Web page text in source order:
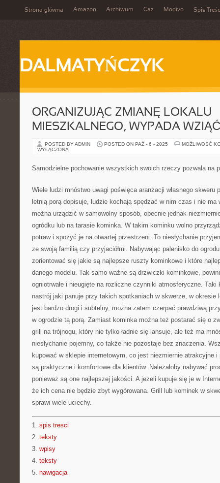
Strona główna Amazon Archiwum Gaz Modivo Spis
DALMATYŃCZYK
ORGANIZUJĄC ZMIANĘ LOKALU
MIESZKALNEGO, WYPADA
POSTED BY ADMIN POSTED ON PAŹ - 6 - 2025
MOŻLIWOŚĆ
WYŁĄCZONA
Samodzielne pochowanie wszystkich swoich rzeczy pozwala na
Wiele ludzi mnóstwo uwagi poświęca aranżacji własnego skweru
letnią porą dopisuje, ludzie kochają spędzać w nim czas i nie
można urządzić w samowolny sposób, obecnie jednak
ogródku lub na tarasie kominka. W takim kominku wolno
potraw i spożyć je na otwartej przestrzeni. To niesłychanie
ze swoją familią czy przyjaciółmi. Nabywając palenisko do
zorientować się jakie są najlepsze ruszty kominkowe i które
danego modelu. Tak samo ważne są drzwiczki kominkowe,
ogniotrwałe i nieugięte na rozliczne czynniki atmosferyczne. Taki
nastrój jaki panuje przy takich spotkaniach w skwerze, w okresie
jest bardzo drogi i subtelny, można zatem czerpać prawdziwą
w ogrodzie tą porą. Zamiast kominka można też postarać się o
grill na trójnogu, który nie tylko ładnie się lansuje, ale też ma
niesłychanie pojemny, co także nie pozostaje bez znaczenia.
kupować w sklepie internetowym, co jest niezmiernie atrakcyjne
są praktyczne i komfortowe dla klientów. Należałoby nabywać
ponieważ są one najlepszej jakości. A jeżeli kupuje się je w
że ich cena nie będzie zbyt wygórowana. Grill lub kominek w
sprawi wiele uciechy.
1. spis tresci
2. teksty
3. wpisy
4. teksty
5. nawigacja